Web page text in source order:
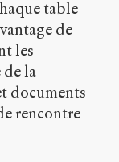
table
de
les
de la
documents
rencontre